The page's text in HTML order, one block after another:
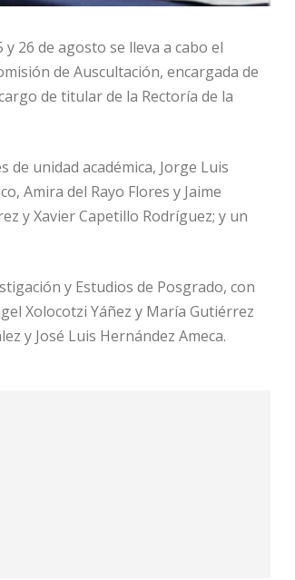
26 de agosto se lleva a cabo el
de Auscultación, encargada de
de titular de la Rectoría de la
unidad académica, Jorge Luis
Amira del Rayo Flores y Jaime
y Xavier Capetillo Rodríguez; y un
y Estudios de Posgrado, con
Xolocotzi Yáñez y María Gutiérrez
y José Luis Hernández Ameca.